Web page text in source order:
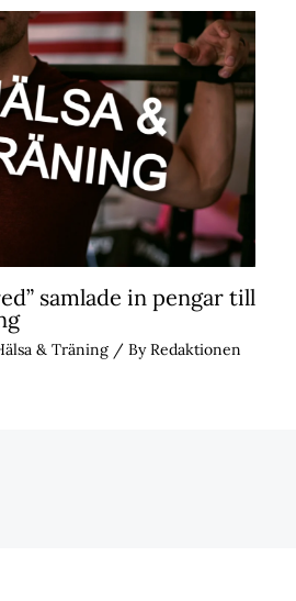
samlade in pengar till
& Träning/ ByRedaktionen